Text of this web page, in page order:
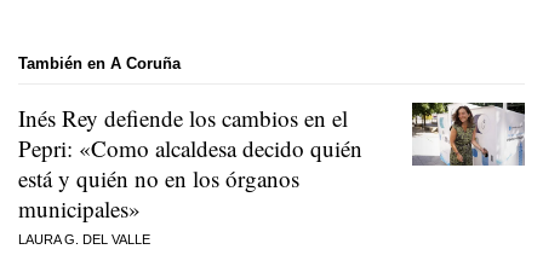
También en A Coruña
Inés Rey defiende los cambios en el
Pepri: «Como alcaldesa decido quién
está y quién no en los órganos
municipales»
LAURA G. DEL VALLE